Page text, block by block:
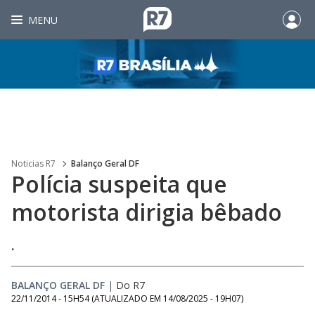
MENU
Noticias R7 Balanço Geral DF
Polícia suspeita que
motorista dirigia bêbado
.
BALANÇO GERAL DF | Do R7
22/11/2014 - 15H54 (ATUALIZADO EM 14/08/2025 - 19H07)